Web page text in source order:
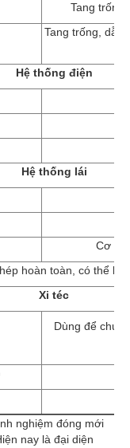
Tang
Tang trống, dẫn
Hệ thống điện
Hệ thống lái
Cơ
hoàn toàn, có thể lật
Xi téc
Dùng để
nghiệm đóng mới
nay là đại diện